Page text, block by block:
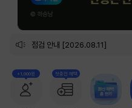
점검 안내 [2026.08.11]
+1,000원 첫충전 혜택